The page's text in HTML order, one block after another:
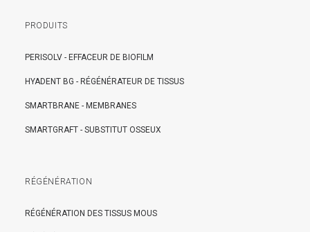
PRODUITS
PERISOLV - EFFACEUR DE BIOFILM
HYADENT BG - RÉGÉNÉRATEUR DE TISSUS
SMARTBRANE - MEMBRANES
SMARTGRAFT - SUBSTITUT OSSEUX
RÉGÉNÉRATION
RÉGÉNÉRATION DES TISSUS MOUS